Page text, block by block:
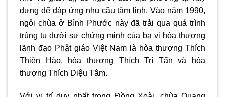
dựng để đáp ứng nhu cầu tâm linh. Vào năm 1990,
ngôi chùa ở Bình Phước này đã trải qua quá trình
trùng tu dưới sự chứng minh của ba vị hòa thượng
lãnh đạo Phật giáo Việt Nam là hòa thượng Thích
Thiện Hào, hòa thượng Thích Trí Tấn và hòa
thượng Thích Diệu Tâm.